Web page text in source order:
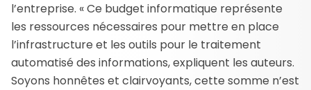
l’entreprise. « Ce budget informatique représente
les ressources nécessaires pour mettre en place
l’infrastructure et les outils pour le traitement
automatisé des informations, expliquent les auteurs.
Soyons honnêtes et clairvoyants, cette somme n’est